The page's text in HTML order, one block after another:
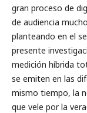
gran proceso de
de audiencia
planteando en el
presente
medición híbrida
se emiten en las
mismo tiempo, la
que vele por la